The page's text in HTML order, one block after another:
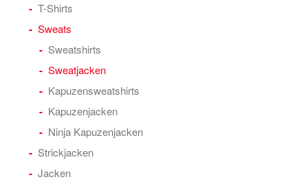
T-Shirts
Sweats
Sweatshirts
Sweatjacken
Kapuzensweatshirts
Kapuzenjacken
Ninja Kapuzenjacken
Strickjacken
Jacken